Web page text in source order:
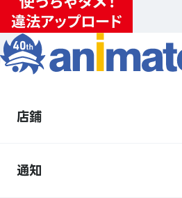
店鋪
通知